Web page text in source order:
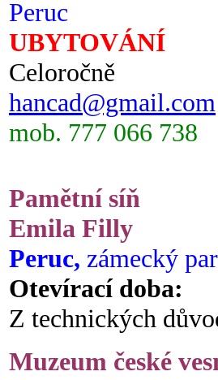
Peruc
UBYTOVÁNÍ
Celoročně
hancad@gmail.com
mob. 777 066 738
Pamětní síň
Emila Filly
Peruc, zámecký
Otevírací doba:
Z technických
Muzeum české